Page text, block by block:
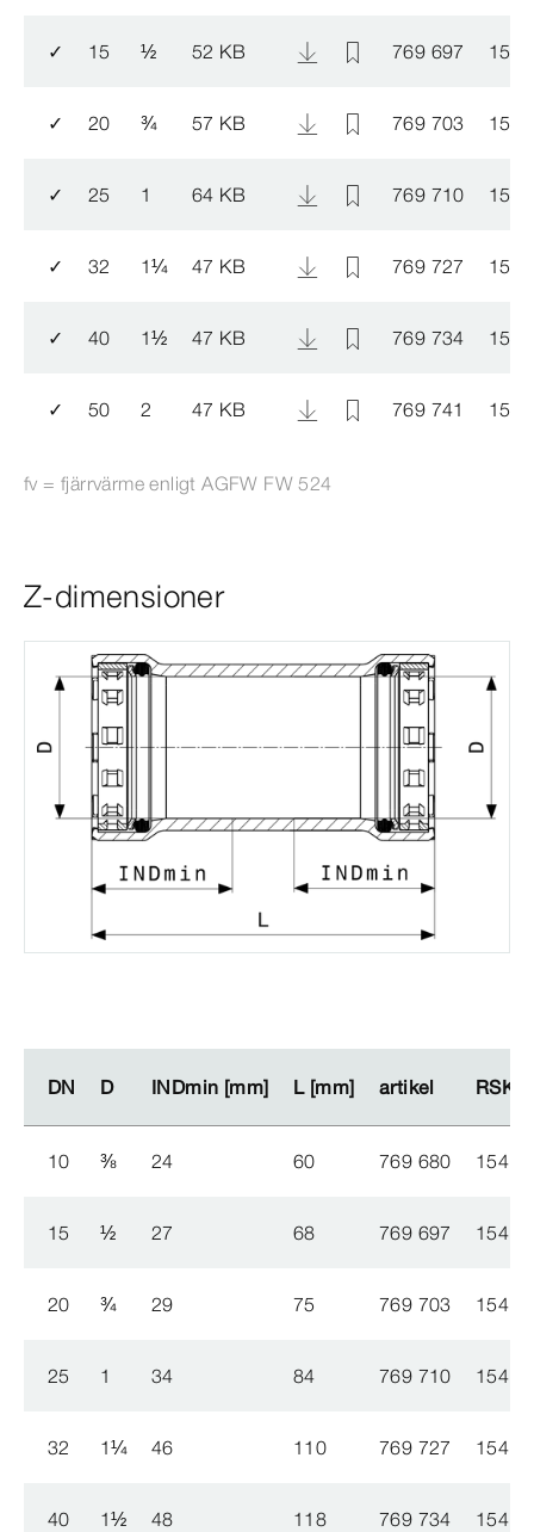
✓ 15 ½ 52 KB 769 697
✓ 20 ¾ 57 KB 769 703
✓ 25 1 64 KB 769 710
✓ 32 1¼ 47 KB 769 727
✓ 40 1½ 47 KB 769 734
✓ 50 2 47 KB 769 741
fv = fjärrvärme enligt AGFW FW 524
Z-dimensioner
DN D INDmin [mm] L [mm] artikel RSK-​
DN D INDmin [mm] L [mm] artikel RSK-​
10 ⅜ 24 60 769 680
15 ½ 27 68 769 697
20 ¾ 29 75 769 703
25 1 34 84 769 710
32 1¼ 46 110 769 727
40 1½ 48 118 769 734